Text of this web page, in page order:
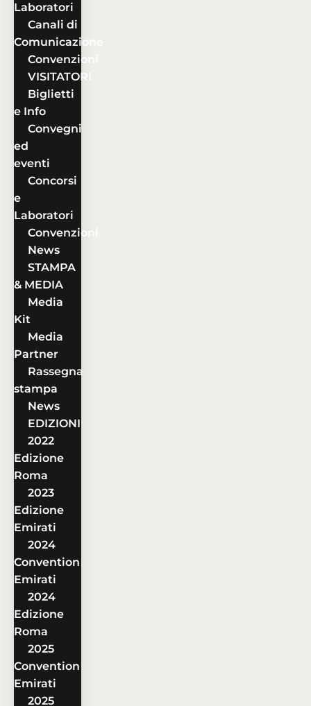
Laboratori
Canali di
Comunicazione
Convenzioni
VISITATORI
Biglietti
e Info
Convegni
ed
eventi
Concorsi
e
Laboratori
Convenzioni
News
STAMPA
& MEDIA
Media
Kit
Media
Partner
Rassegna
stampa
News
EDIZIONI
2022
Edizione
Roma
2023
Edizione
Emirati
2024
Convention
Emirati
2024
Edizione
Roma
2025
Convention
Emirati
2025